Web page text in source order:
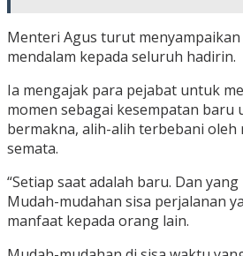
Menteri Agus turut
mendalam kepada seluruh hadirin.
Ia mengajak para pejabat untuk
momen sebagai kesempatan
bermakna, alih-alih terbebani
semata.
“Setiap saat adalah baru. Dan
Mudah-mudahan sisa perjalanan
manfaat kepada orang lain.